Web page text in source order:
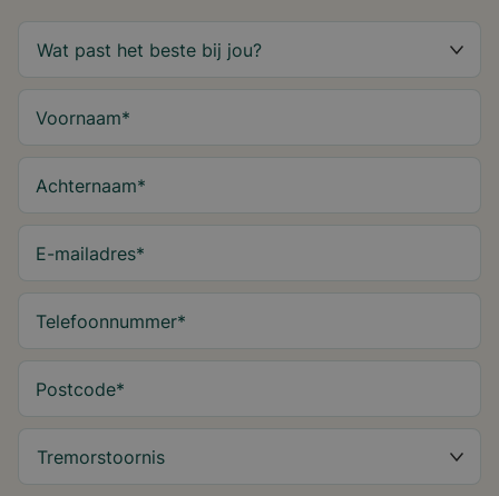
Voornaam*
Achternaam*
E-mailadres*
Telefoonnummer*
Postcode*